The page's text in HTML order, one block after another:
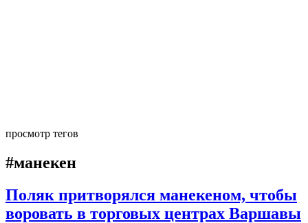
просмотр тегов
#манекен
Поляк притворялся манекеном, чтобы
воровать в торговых центрах Варшавы